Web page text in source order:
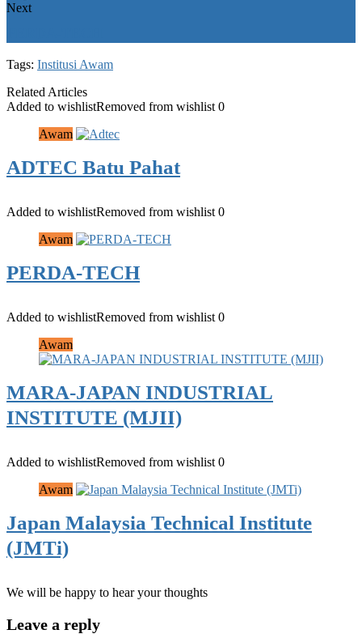
Next
Tags: Institusi Awam
Related Articles
Added to wishlistRemoved from wishlist 0
Awam
ADTEC Batu Pahat
Added to wishlistRemoved from wishlist 0
Awam
PERDA-TECH
Added to wishlistRemoved from wishlist 0
Awam
MARA-JAPAN INDUSTRIAL
INSTITUTE (MJII)
Added to wishlistRemoved from wishlist 0
Awam
Japan Malaysia Technical Institute
(JMTi)
We will be happy to hear your thoughts
Leave a reply